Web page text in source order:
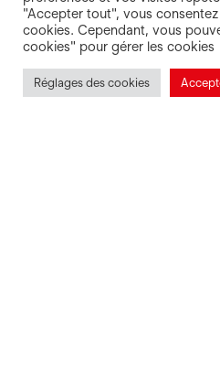
"Accepter tout", vous
cookies. Cependant, vous
cookies" pour gérer les cookies
Réglages des cookies